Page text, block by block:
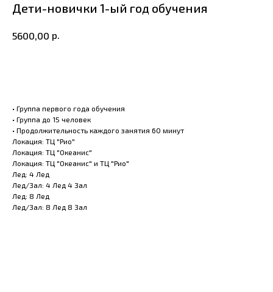
Дети-новички 1-ый год обучения
5600,00 р.
• Группа первого года обучения
• Группа до 15 человек
• Продолжительность каждого занятия 60 минут
Локация: ТЦ "Рио"
Локация: ТЦ "Океанис"
Локация: ТЦ "Океанис" и ТЦ "Рио"
Лед: 4 Лед
Лед/Зал: 4 Лед 4 Зал
Лед: 8 Лед
Лед/Зал: 8 Лед 8 Зал